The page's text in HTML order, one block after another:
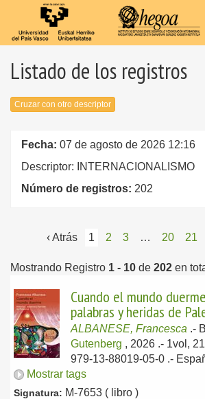
Listado de los registros
Cruzar con otro descriptor
Fecha: 07 de agosto de 2026 12:16
Descriptor: INTERNACIONALISMO
Número de registros: 202
‹ Atrás 1 2 3 … 20 21
Mostrando Registro 1 - 10 de 202 en
Cuando el mundo
palabras y heridas de
ALBANESE, Francesca .-
Gutenberg , 2026 .- 1vol,
979-13-88019-05-0 .-
Mostrar tags
Signatura: M-7653 ( libro )